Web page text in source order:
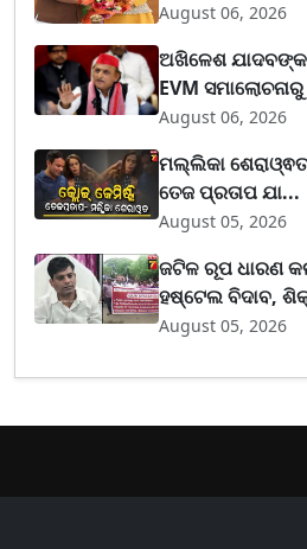
August 06, 2026
ଅଖିଳେଶ
EVM
August 06, 2026
ମଲ୍ଲିକା
ତେଜ ପ୍ରତାପ ଯା...
August 05, 2026
ଜଟିଳ ରୂପ ଧାରଣ
ହଷ୍ଟେଲ ବିଦାବ,
August 05, 2026